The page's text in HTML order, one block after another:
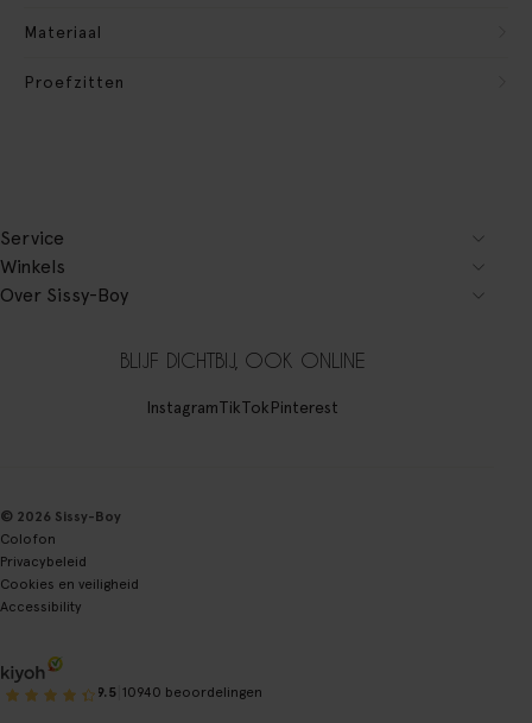
Materiaal
Proefzitten
Service
Winkels
Over Sissy-Boy
BLIJF DICHTBIJ, OOK ONLINE
InstagramTikTokPinterest
© 2026 Sissy-Boy
Colofon
Privacybeleid
Cookies en veiligheid
Accessibility
9.5 10940 beoordelingen